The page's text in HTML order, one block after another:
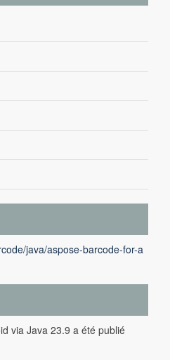
java/aspose-barcode-for-a
via Java 23.9 a été publié